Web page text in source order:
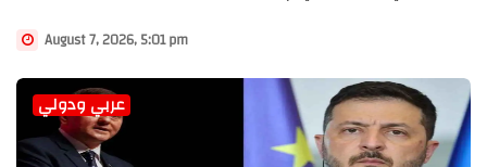
August 7, 2026, 5:01 pm
عربي ودولي